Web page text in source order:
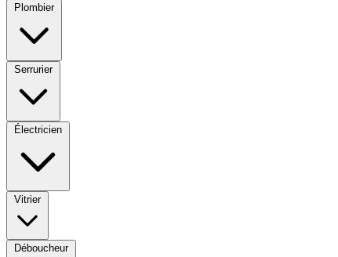
Plombier
Serrurier
Électricien
Vitrier
Déboucheur